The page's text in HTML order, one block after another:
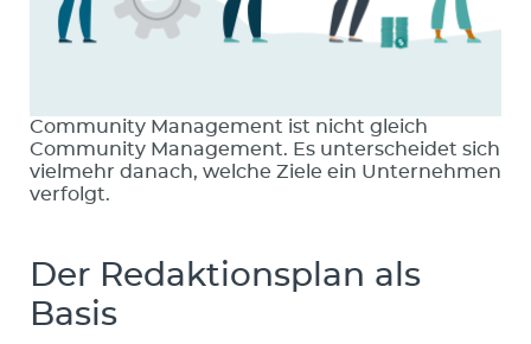
Community Management ist nicht gleich
Community Management. Es unterscheidet sich
vielmehr danach, welche Ziele ein Unternehmen
verfolgt.
Der Redaktionsplan als
Basis